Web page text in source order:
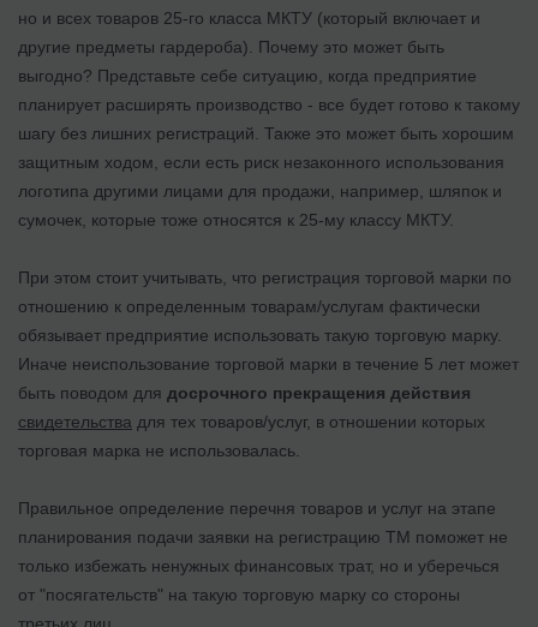
но и всех товаров 25-го класса МКТУ (который включает и
другие предметы гардероба). Почему это может быть
выгодно? Представьте себе ситуацию, когда предприятие
планирует расширять производство - все будет готово к такому
шагу без лишних регистраций. Также это может быть хорошим
защитным ходом, если есть риск незаконного использования
логотипа другими лицами для продажи, например, шляпок и
сумочек, которые тоже относятся к 25-му классу МКТУ.
При этом стоит учитывать, что регистрация торговой марки по
отношению к определенным товарам/услугам фактически
обязывает предприятие использовать такую торговую марку.
Иначе неиспользование торговой марки в течение 5 лет может
быть поводом для досрочного прекращения действия
свидетельства для тех товаров/услуг, в отношении которых
торговая марка не использовалась.
Правильное определение перечня товаров и услуг на этапе
планирования подачи заявки на регистрацию ТМ поможет не
только избежать ненужных финансовых трат, но и уберечься
от "посягательств" на такую торговую марку со стороны
третьих лиц.